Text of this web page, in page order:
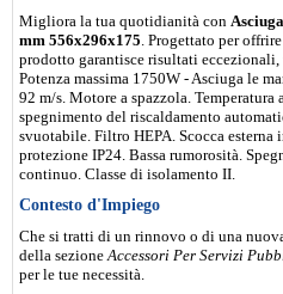
Migliora la tua quotidianità con
mm 556x296x175. Progettato per
prodotto garantisce risultati
Potenza massima 1750W - Asciuga le
92 m/s. Motore a spazzola. Temperatura
spegnimento del riscaldamento
svuotabile. Filtro HEPA. Scocca esterna
protezione IP24. Bassa rumorosità.
continuo. Classe di isolamento II.
Contesto d'Impiego
Che si tratti di un rinnovo o di una
della sezioneAccessori Per Servizi
per le tue necessità.